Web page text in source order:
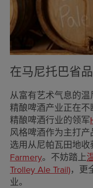
在马尼托巴省
从富有艺术气息的
精酿啤酒产业正在
精酿啤酒行业的领军
风格啤酒作为主打产
选用从尼帕瓦田地
Farmery。不妨踏上
Trolley Ale Trail)，更
业。